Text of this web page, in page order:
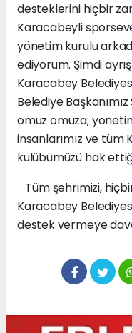
desteklerini hiçbir
Karacabeyli
yönetim kurulu
ediyorum. Şimdi
Karacabey
Belediye
omuz omuza;
insanlarımız ve
kulübümüzü hak
Tüm şehrimizi,
Karacabey
destek vermeye